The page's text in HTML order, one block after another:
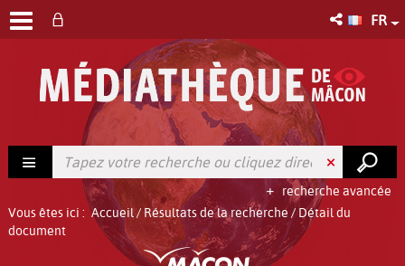
FR
recherche avancée
Vous êtes ici : Accueil/ Résultats de la recherche / Détail du
document